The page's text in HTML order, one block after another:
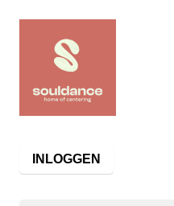
INLOGGEN